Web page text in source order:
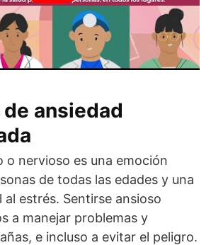
ansiedad
o nervioso es una emoción
de todas las edades y una
estrés. Sentirse ansioso
a manejar problemas y
e incluso a evitar el peligro.